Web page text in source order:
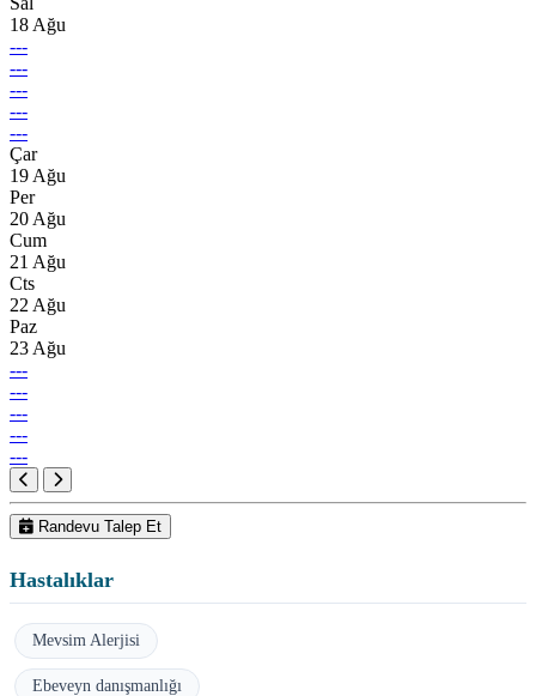
18 Ağu
---
---
---
---
---
Çar
19 Ağu
Per
20 Ağu
Cum
21 Ağu
Cts
22 Ağu
Paz
23 Ağu
---
---
---
---
---
Randevu Talep Et
Hastalıklar
Mevsim Alerjisi
Ebeveyn danışmanlığı